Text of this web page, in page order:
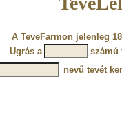
A TeveFarmon jelenleg
Ugrás a
számú
nevű tevét